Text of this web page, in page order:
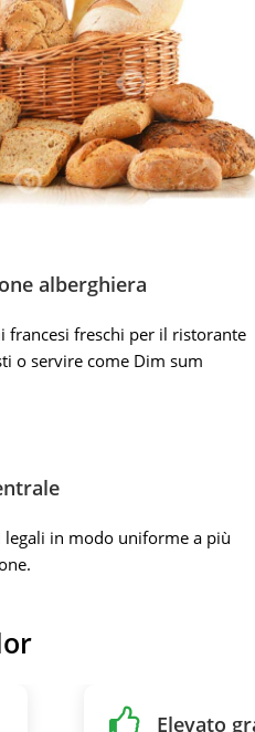
alberghiera
francesi freschi per il ristorante
o servire come Dim sum
legali in modo uniforme a più
Elevato